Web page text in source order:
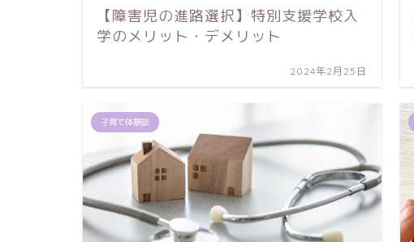
【障害児の進路選択】特別支援学校入
学のメリット・デメリット
2024年2月25日
子育て体験談